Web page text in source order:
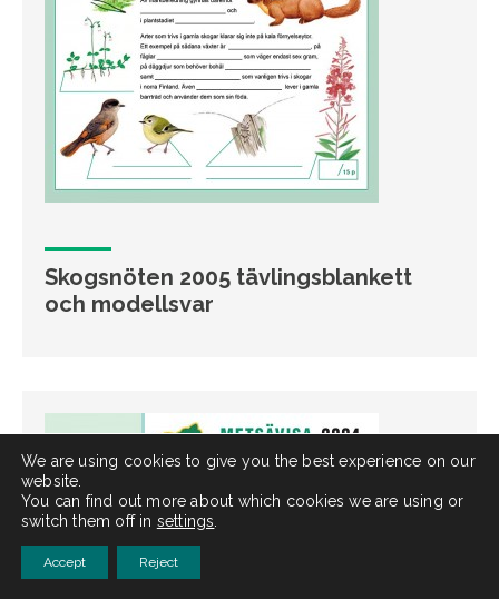
Skogsnöten 2005 tävlingsblankett
och modellsvar
We are using cookies to give you the best experience on our
website.
You can find out more about which cookies we are using or
switch them off in settings
Accept Reject